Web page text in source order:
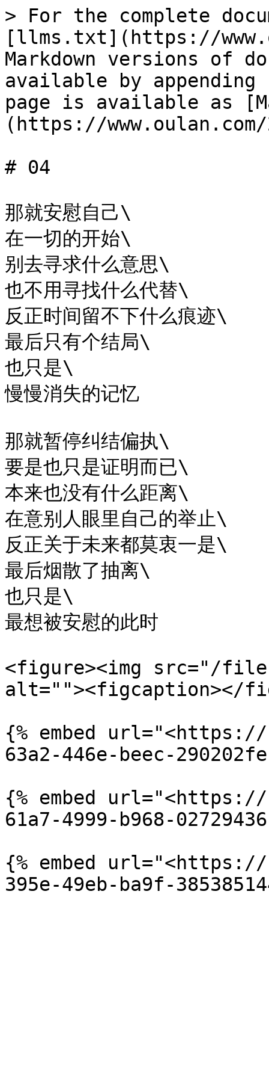
> For the complete
[llms.txt](https://
Markdown versions of
available by
page is available as
(https://
# 04
那就安慰自己\
在一切的开始\
别去寻求什么意思\
也不用寻找什么代替\
反正时间留不下什么痕迹\
最后只有个结局\
也只是\
慢慢消失的记忆
那就暂停纠结偏执\
要是也只是证明而已\
本来也没有什么距离\
在意别人眼里自己的举止\
反正关于未来都莫衷一是\
最后烟散了抽离\
也只是\
最想被安慰的此时
<figure><img src="/files/
alt=""><figcaption></
{% embed url="<https://
63a2-446e-beec-
{% embed url="<https://
61a7-4999-b968-
{% embed url="<https://